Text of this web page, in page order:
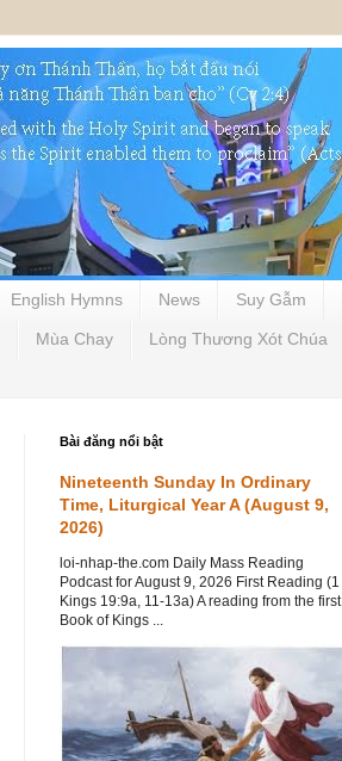
English Hymns News Suy Gẫm
Mùa Chay Lòng Thương Xót Chúa
Bài đăng nổi bật
Nineteenth Sunday In Ordinary
Time, Liturgical Year A (August 9,
2026)
loi-nhap-the.com Daily Mass Reading
Podcast for August 9, 2026 First Reading (1
Kings 19:9a, 11-13a) A reading from the first
Book of Kings ...